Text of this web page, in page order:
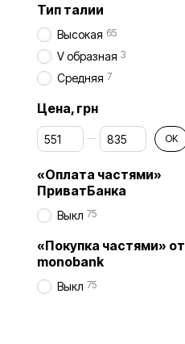
Тип талии
Высокая 65
V образная 3
Средняя 7
Цена, грн
От Цена, грн
До Цена, грн OK
«Оплата частями»
ПриватБанка
Выкл 75
«Покупка частями» от
monobank
Выкл 75